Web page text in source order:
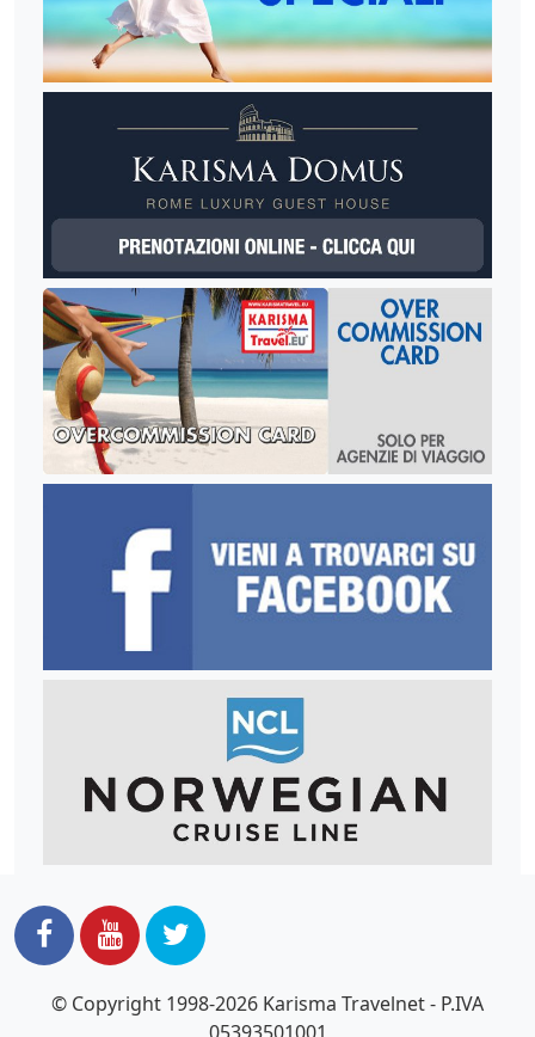
© Copyright 1998-2026 Karisma Travelnet - P.IVA